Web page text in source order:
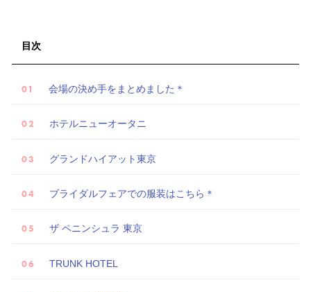
目次
会場の決め手をまとめました＊
ホテルニューオータニ
グランドハイアット東京
ブライダルフェアでの服装はこちら＊
ザ ペニンシュラ 東京
TRUNK HOTEL